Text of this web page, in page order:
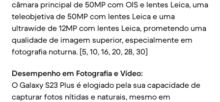
câmara principal de 50MP com OIS e lentes Leica, uma
teleobjetiva de 50MP com lentes Leica e uma
ultrawide de 12MP com lentes Leica, prometendo uma
qualidade de imagem superior, especialmente em
fotografia noturna. [5, 10, 16, 20, 28, 30]
Desempenho em Fotografia e Vídeo:
O Galaxy S23 Plus é elogiado pela sua capacidade de
capturar fotos nítidas e naturais, mesmo em